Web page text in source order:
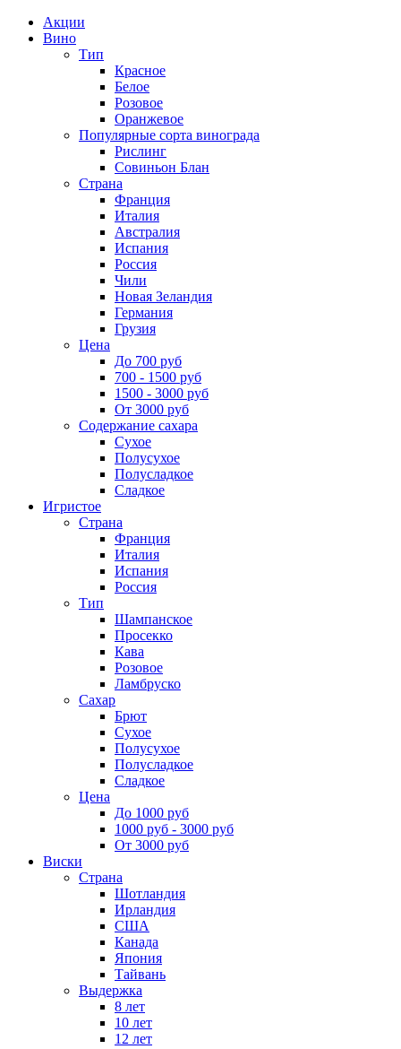
Акции
Вино
Тип
Красное
Белое
Розовое
Оранжевое
Популярные сорта винограда
Рислинг
Совиньон Блан
Страна
Франция
Италия
Австралия
Испания
Россия
Чили
Новая Зеландия
Германия
Грузия
Цена
До 700 руб
700 - 1500 руб
1500 - 3000 руб
От 3000 руб
Содержание сахара
Сухое
Полусухое
Полусладкое
Сладкое
Игристое
Страна
Франция
Италия
Испания
Россия
Тип
Шампанское
Просекко
Кава
Розовое
Ламбруско
Сахар
Брют
Сухое
Полусухое
Полусладкое
Сладкое
Цена
До 1000 руб
1000 руб - 3000 руб
От 3000 руб
Виски
Страна
Шотландия
Ирландия
США
Канада
Япония
Тайвань
Выдержка
8 лет
10 лет
12 лет